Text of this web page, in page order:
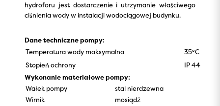
hydroforu jest dostarczenie i utrzymanie właściwego
ciśnienia wody w instalacji wodociągowej budynku.
Dane techniczne pompy:
Temperatura wody maksymalna
35°C
Stopień ochrony
IP 44
Wykonanie materiałowe pompy:
Wałek pompy
stal nierdzewna
Wirnik
mosiądź